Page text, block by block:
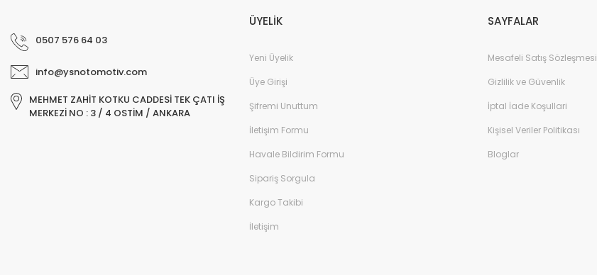
0507 576 64 03
info@ysnotomotiv.com
MEHMET ZAHİT KOTKU CADDESİ TEK ÇATI İŞ
MERKEZİ NO : 3 / 4 OSTİM / ANKARA
ÜYELİK
Yeni Üyelik
Üye Girişi
Şifremi Unuttum
İletişim Formu
Havale Bildirim Formu
Sipariş Sorgula
Kargo Takibi
İletişim
SAYFALAR
Mesafeli Satış Sözleşmesi
Gizlilik ve Güvenlik
İptal İade Koşullari
Kişisel Veriler Politikası
Bloglar